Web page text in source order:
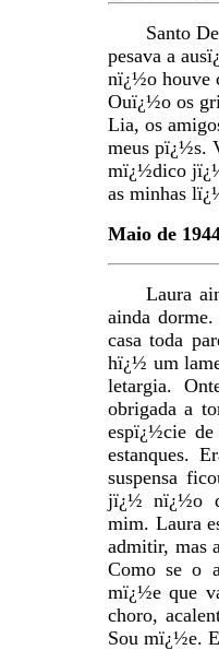
Santo
pesava a
nï¿½o houve
Ouï¿½o os
Lia, os
meus pï¿½s.
mï¿½dico
as minhas
Maio de
Laura
ainda
casa toda
hï¿½ um
letargia.
obrigada a
espï¿½cie de
estanques.
suspensa
jï¿½ nï¿½o
mim. Laura
admitir, mas
Como se o
mï¿½e que
choro,
Sou mï¿½e.